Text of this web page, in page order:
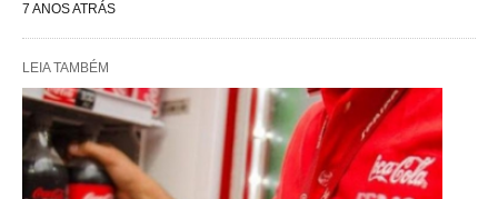
7 ANOS ATRÁS
LEIA TAMBÉM